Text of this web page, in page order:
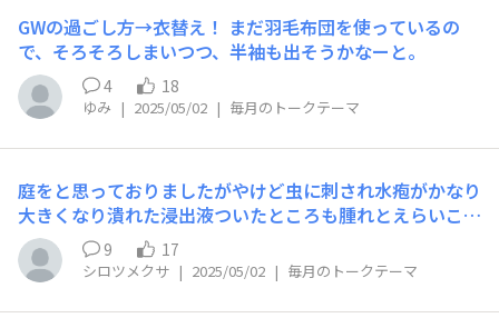
GWの過ごし方→衣替え！ まだ羽毛布団を使っているの
で、そろそろしまいつつ、半袖も出そうかなーと。
4 18
ゆみ | 2025/05/02 | 毎月のトークテーマ
庭をと思っておりましたがやけど虫に刺され水疱がかなり
大きくなり潰れた浸出液ついたところも腫れとえらいこと
になりました。皮膚科に駆け込んだところ抗生剤5日分と
塗り薬がでました。虫刺されとは一線を画すひどさです。
長袖ジャージでしたが薄手だったのがダメだった。いつも
の分厚いジャージでないとダメでした。皆さんもお気をつ
9 17
シロツメクサ | 2025/05/02 | 毎月のトークテーマ